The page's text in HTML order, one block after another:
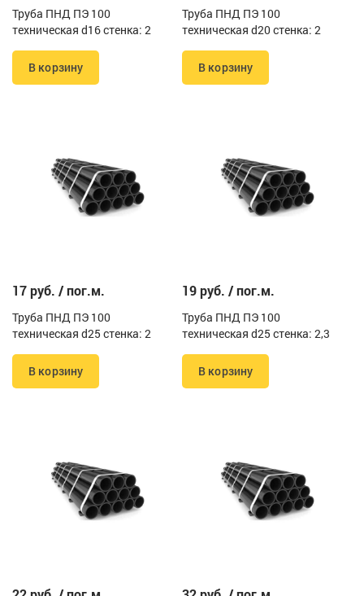
Труба ПНД ПЭ 100
техническая d16 стенка: 2
В корзину
Труба ПНД ПЭ 100
техническая d20 стенка: 2
В корзину
17 руб. / пог.м.
Труба ПНД ПЭ 100
техническая d25 стенка: 2
В корзину
19 руб. / пог.м.
Труба ПНД ПЭ 100
техническая d25 стенка: 2,3
В корзину